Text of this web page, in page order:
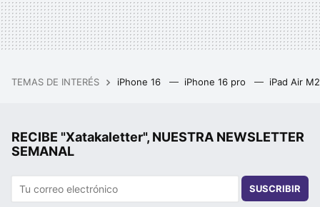
TEMAS DE INTERÉS iPhone 16 iPhone 16 pro iPad Air
RECIBE "Xatakaletter", NUESTRA NEWSLETTER
SEMANAL
SUSCRIBIR